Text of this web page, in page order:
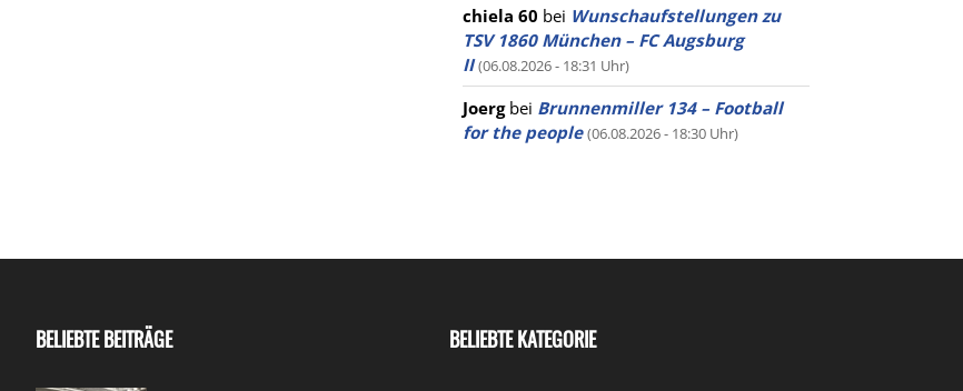
chiela 60 bei Wunschaufstellungen zu
TSV 1860 München – FC Augsburg
II (06.08.2026 - 18:31 Uhr)
Joergbei Brunnenmiller 134 – Football
for the people (06.08.2026 - 18:30 Uhr)
BELIEBTE BEITRÄGE BELIEBTE KATEGORIE